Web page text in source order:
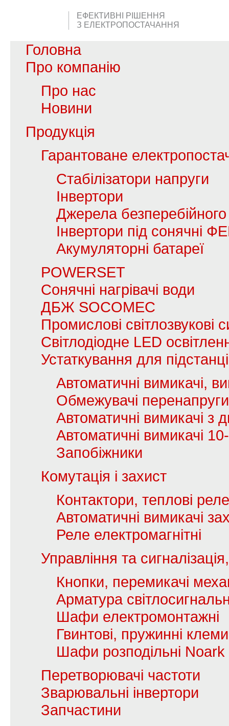
ЕФЕКТИВНІ РІШЕННЯ
З ЕЛЕКТРОПОСТАЧАННЯ
Головна
Про компанію
Про нас
Новини
Продукція
Гарантоване
Стабілізатори напруги
Інвертори
Джерела
Інвертори під сонячні
Акумуляторні батареї
POWERSET
Сонячні нагрівачі води
ДБЖ SOCOMEC
Промислові світлозвукові
Світлодіодне LED
Устаткування для
Автоматичні вимикачі,
Обмежувачі перенапруги
Автоматичні вимикачі з
Автоматичні вимикачі
Запобіжники
Комутація і захист
Контактори, теплові реле
Автоматичні вимикачі
Реле електромагнітні
Управління та
Кнопки, перемикачі
Арматура
Шафи електромонтажні
Гвинтові, пружинні
Шафи розподільні Noark
Перетворювачі частоти
Зварювальні інвертори
Запчастини